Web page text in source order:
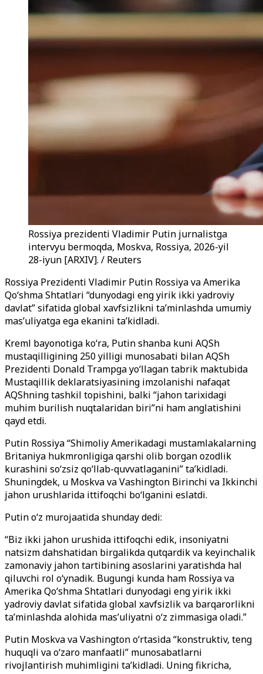
Rossiya prezidenti Vladimir Putin jurnalistga
intervyu bermoqda, Moskva, Rossiya, 2026-yil
28-iyun [ARXIV]. / Reuters
Rossiya Prezidenti Vladimir Putin Rossiya va Amerika
Qo‘shma Shtatlari “dunyodagi eng yirik ikki yadroviy
davlat” sifatida global xavfsizlikni ta’minlashda umumiy
mas’uliyatga ega ekanini ta’kidladi.
Kreml bayonotiga ko‘ra, Putin shanba kuni AQSh
mustaqilligining 250 yilligi munosabati bilan AQSh
Prezidenti Donald Trampga yo‘llagan tabrik maktubida
Mustaqillik deklaratsiyasining imzolanishi nafaqat
AQShning tashkil topishini, balki “jahon tarixidagi
muhim burilish nuqtalaridan biri”ni ham anglatishini
qayd etdi.
Putin Rossiya “Shimoliy Amerikadagi mustamlakalarning
Britaniya hukmronligiga qarshi olib borgan ozodlik
kurashini so‘zsiz qo‘llab-quvvatlaganini” ta’kidladi.
Shuningdek, u Moskva va Vashington Birinchi va Ikkinchi
jahon urushlarida ittifoqchi bo‘lganini eslatdi.
Putin o‘z murojaatida shunday dedi:
“Biz ikki jahon urushida ittifoqchi edik, insoniyatni
natsizm dahshatidan birgalikda qutqardik va keyinchalik
zamonaviy jahon tartibining asoslarini yaratishda hal
qiluvchi rol o‘ynadik. Bugungi kunda ham Rossiya va
Amerika Qo‘shma Shtatlari dunyodagi eng yirik ikki
yadroviy davlat sifatida global xavfsizlik va barqarorlikni
ta’minlashda alohida mas’uliyatni o‘z zimmasiga oladi.”
Putin Moskva va Vashington o‘rtasida “konstruktiv, teng
huquqli va o‘zaro manfaatli” munosabatlarni
rivojlantirish muhimligini ta’kidladi. Uning fikricha,